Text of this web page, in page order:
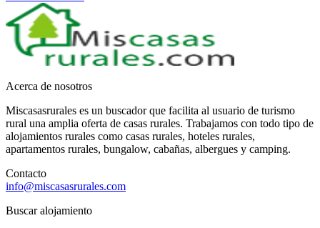
Acerca de nosotros
Miscasasrurales es un buscador que facilita al usuario de turismo
rural una amplia oferta de casas rurales. Trabajamos con todo tipo de
alojamientos rurales como casas rurales, hoteles rurales,
apartamentos rurales, bungalow, cabañas, albergues y camping.
Contacto
info@miscasasrurales.com
Buscar alojamiento